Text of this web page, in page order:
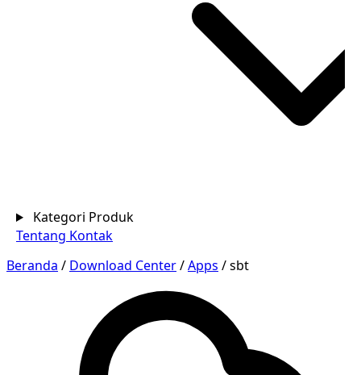
Kategori Produk
Tentang Kontak
Beranda / Download Center/Apps /sbt